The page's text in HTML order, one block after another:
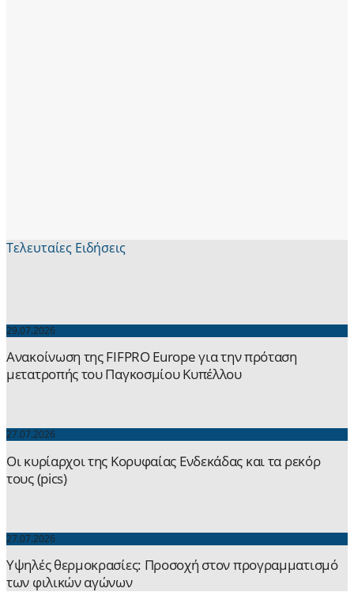
Τελευταίες Ειδήσεις
29.07.2026
Ανακοίνωση της FIFPRO Europe για την πρόταση
μετατροπής του Παγκοσμίου Κυπέλλου
27.07.2026
Οι κυρίαρχοι της Κορυφαίας Ενδεκάδας και τα ρεκόρ
τους (pics)
27.07.2026
Yψηλές θερμοκρασίες: Προσοχή στον προγραμματισμό
των φιλικών αγώνων